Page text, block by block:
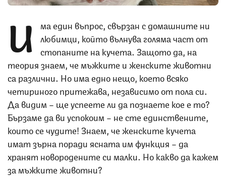
И
ма един въпрос, свързан с домашните ни
любимци, който вълнува голяма част от
стопаните на кучета. Защото да, на
теория знаем, че мъжките и женските животни
са различни. Но има едно нещо, което всяко
четириного притежава, независимо от пола си.
Да видим – ще успеете ли да познаете кое е то?
Бързаме да ви успокоим – не сте единствените,
които се чудите! Знаем, че женските кучета
имат зърна поради ясната им функция – да
хранят новородените си малки. Но какво да кажем
за мъжките животни?